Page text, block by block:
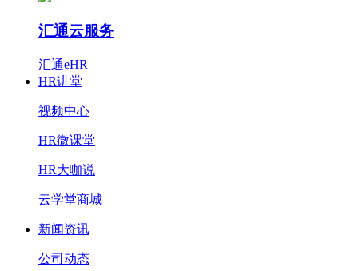
汇通云服务
汇通eHR
HR讲堂
视频中心
HR微课堂
HR大咖说
云学堂商城
新闻资讯
公司动态